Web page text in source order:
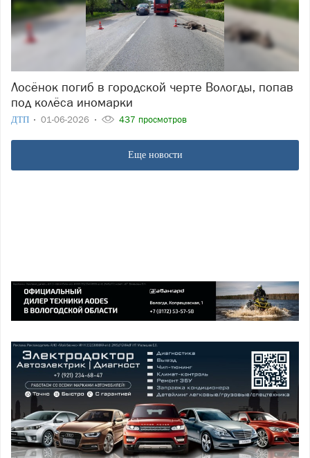
Лосёнок погиб в городской черте Вологды, попав
под колёса иномарки
ДТП 01-06-2026 437 просмотров
Еще новости